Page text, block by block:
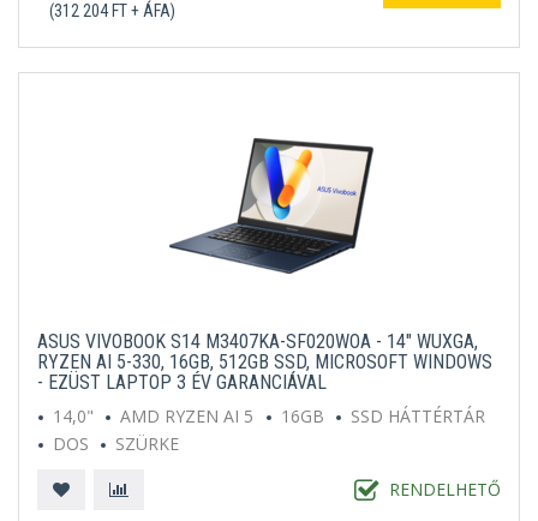
(312 204 FT + ÁFA)
ASUS VIVOBOOK S14 M3407KA-SF020WOA - 14" WUXGA,
RYZEN AI 5-330, 16GB, 512GB SSD, MICROSOFT WINDOWS
- EZÜST LAPTOP 3 ÉV GARANCIÁVAL
14,0"
AMD RYZEN AI 5 16GB
SSD HÁTTÉRTÁR
DOS
SZÜRKE
RENDELHETŐ